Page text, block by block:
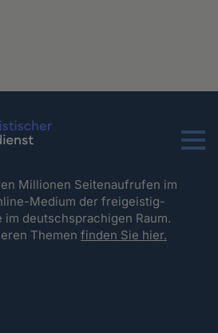
Menu
Millionen Seitenaufrufen im
Medium der freigeistig-
deutschsprachigen Raum.
Themenfinden Sie hier.